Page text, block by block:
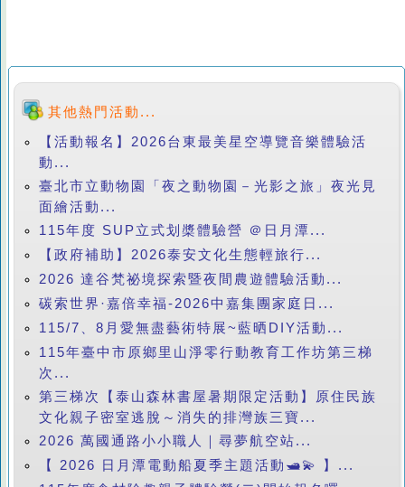
其他熱門活動...
【活動報名】2026台東最美星空導覽音樂體驗活
動...
臺北市立動物園「夜之動物園－光影之旅」夜光見
面繪活動...
115年度 SUP立式划槳體驗營 ＠日月潭...
【政府補助】2026泰安文化生態輕旅行...
2026 達谷梵祕境探索暨夜間農遊體驗活動...
碳索世界·嘉倍幸福-2026中嘉集團家庭日...
115/7、8月愛無盡藝術特展~藍晒DIY活動...
115年臺中市原鄉里山淨零行動教育工作坊第三梯
次...
第三梯次【泰山森林書屋暑期限定活動】原住民族
文化親子密室逃脫～消失的排灣族三寶...
2026 萬國通路小小職人｜尋夢航空站...
【 2026 日月潭電動船夏季主題活動🛥️💫 】...